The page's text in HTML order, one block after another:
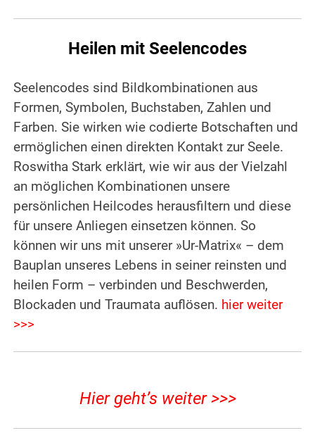
Heilen mit Seelencodes
Seelencodes sind Bildkombinationen aus
Formen, Symbolen, Buchstaben, Zahlen und
Farben. Sie wirken wie codierte Botschaften und
ermöglichen einen direkten Kontakt zur Seele.
Roswitha Stark erklärt, wie wir aus der Vielzahl
an möglichen Kombinationen unsere
persönlichen Heilcodes herausfiltern und diese
für unsere Anliegen einsetzen können. So
können wir uns mit unserer »Ur-Matrix« – dem
Bauplan unseres Lebens in seiner reinsten und
heilen Form – verbinden und Beschwerden,
Blockaden und Traumata auflösen. hier weiter
>>>
Hier geht’s weiter >>>